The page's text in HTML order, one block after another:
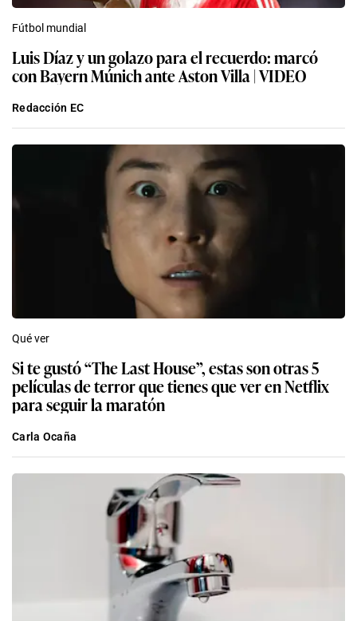
Fútbol mundial
Luis Díaz y un golazo para el recuerdo: marcó
con Bayern Múnich ante Aston Villa | VIDEO
Redacción EC
Qué ver
Si te gustó “The Last House”, estas son otras 5
películas de terror que tienes que ver en Netflix
para seguir la maratón
Carla Ocaña